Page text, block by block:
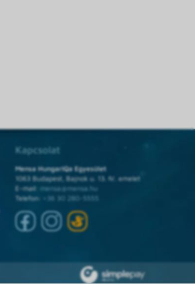
Kapcsolat
Mensa HungarIQa Egyesület
1063 Budapest, Bajnok u. 13. IV. emelet
E-mail: mensa@mensa.hu
Telefon:
+36 30 280-5555